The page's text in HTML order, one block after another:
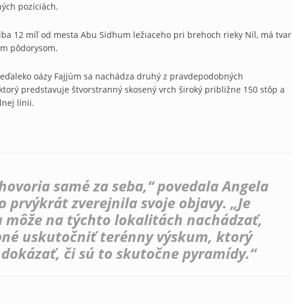
pozíciách.
12 míľ od mesta Abu Sidhum ležiaceho pri brehoch rieky Níl, má tvar
pôdorysom.
oázy Fajjúm sa nachádza druhý z pravdepodobných
predstavuje štvorstranný skosený vrch široký približne 150 stôp a
línii.
samé za seba,“ povedala Angela
prvýkrát zverejnila svoje objavy. „Je
môže na týchto lokalitách nachádzať,
uskutočniť terénny výskum, ktorý
či sú to skutočne pyramídy.“